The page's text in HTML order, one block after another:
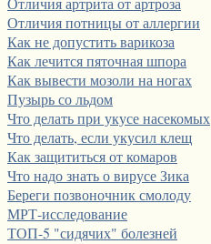
Отличия потницы от аллергии
Как не допустить варикоза
Как лечится пяточная шпора
Как вывести мозоли на ногах
Пузырь со льдом
Что делать при укусе насекомых
Что делать, если укусил клещ
Как защититься от комаров
Что надо знать о вирусе Зика
Береги позвоночник смолоду
МРТ-исследование
ТОП-5 "сидячих" болезней